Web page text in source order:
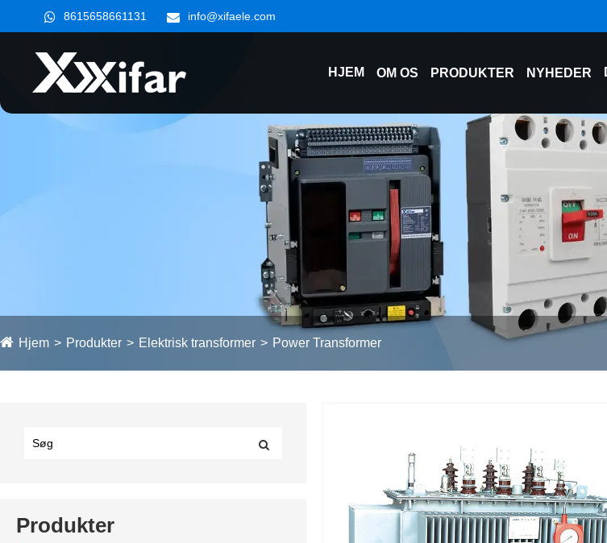
8615658661131 info@xifaele.com
HJEM OM OS PRODUKTER NYHEDER
Hjem Produkter Elektrisk transformer Power Transformer
Produkter